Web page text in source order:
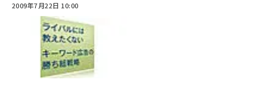
2009年7月22日 10:00